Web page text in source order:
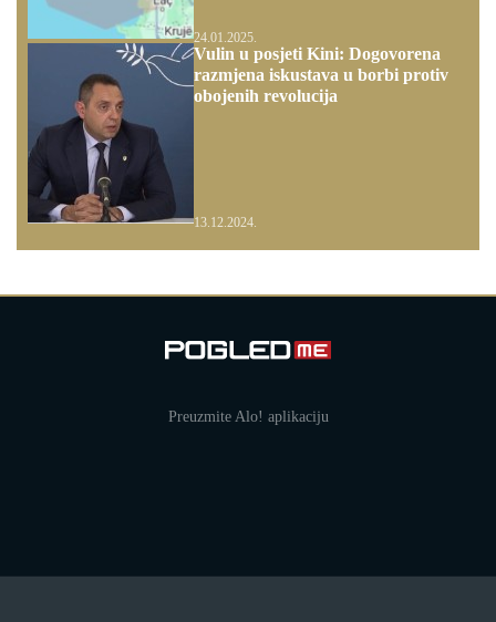
24.01.2025.
Vulin u posjeti Kini: Dogovorena
razmjena iskustava u borbi protiv
obojenih revolucija
13.12.2024.
Preuzmite Alo! aplikaciju